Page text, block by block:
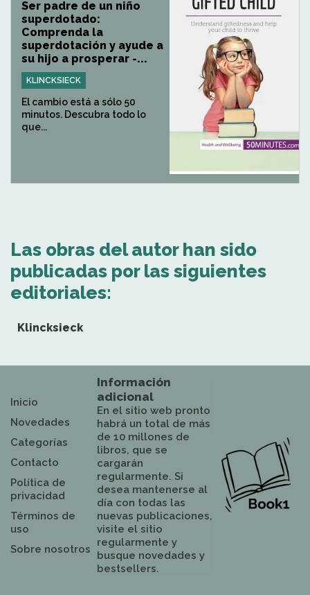
Ser padre de un niño
superdotado:
Comprenda la
superdotación y ayude a
su hijo a prosperar -...
KLINCKSIECK
El cambio está a sólo 50
minutos. Descubra todo lo
que...
Las obras del autor han sido
publicadas por las siguientes
editoriales:
Klincksieck
Inicio
Novedades
Categorías
Contacto
Política de
privacidad
Términos de
uso
Sobre nosotros
Información
adicional
En el sitio web pronto
habrá un total de más
de 10 millones de
libros, que se
cargarán
regularmente. Si
desea mantenerse al
día con todas las
nuevas publicaciones,
visite el sitio
regularmente y
busque novedades y
bestsellers.